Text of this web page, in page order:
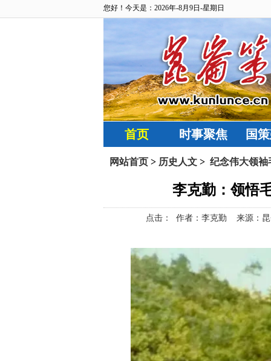
您好！今天是：2026年-8月9日-星期日
首页 时事聚焦 国
网站首页 > 历史人文 > 纪念伟大领袖
李克勤：领悟
点击： 作者：李克勤 来源：昆